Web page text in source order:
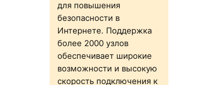
для повышения
безопасности в
Интернете. Поддержка
более 2000 узлов
обеспечивает широкие
возможности и высокую
скорость подключения к